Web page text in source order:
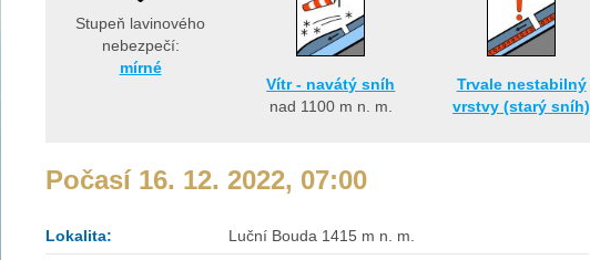
Stupeň lavinového
nebezpečí:
mírné
Vítr - navátý sníh
nad 1100 m n. m.
Trvale nestabilný
vrstvy (starý sníh)
Počasí 16. 12. 2022, 07:00
Lokalita: Luční Bouda 1415 m n. m.